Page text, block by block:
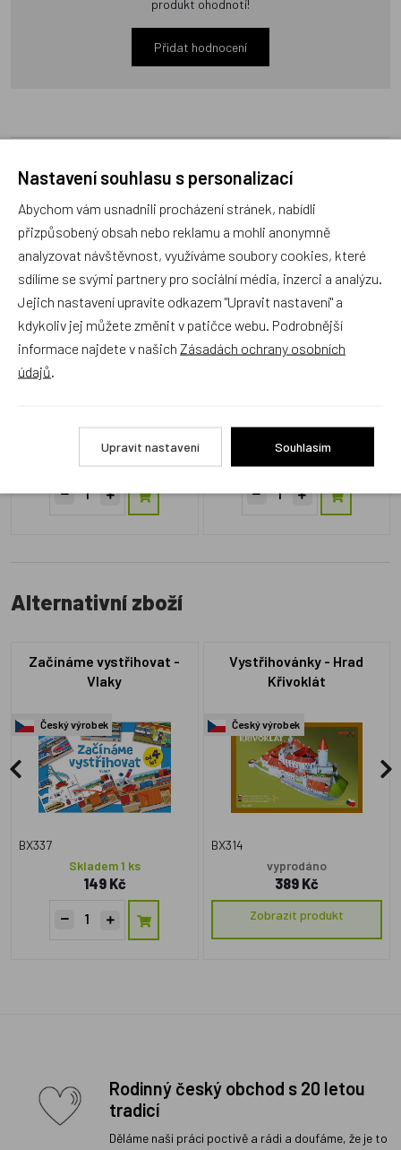
produkt ohodnotí!
Přidat hodnocení
Zboží se stejným motivem
Staročeský betlém
Český výrobek
Skladem 2 ks
199 Kč
Vystřihovánky - Vozidla
Technických Služeb
Český výrobek
Skladem 1 ks
Alternativní zboží
Začínáme vystřihovat -
Vlaky
Český výrobek
BX337
Skladem 1 ks
149 Kč
Vystřihovánky - Hrad
Křivoklát
Český výrobek
BX314
vyprodáno
389 Kč
Zobrazit produkt
Rodinný český obchod s 20 letou
tradicí
Děláme naši práci poctivě a rádi a doufáme, že je to
Nastavení souhlasu s personalizací
Abychom vám usnadnili procházení stránek, nabídli
přizpůsobený obsah nebo reklamu a mohli anonymně
analyzovat návštěvnost, využíváme soubory cookies, které
sdílíme se svými partnery pro sociální média, inzerci a analýzu.
Jejich nastavení upravíte odkazem "Upravit nastavení" a
kdykoliv jej můžete změnit v patičce webu. Podrobnější
informace najdete v našich Zásadách ochrany osobních
údajů
Upravit nastavení Souhlasím